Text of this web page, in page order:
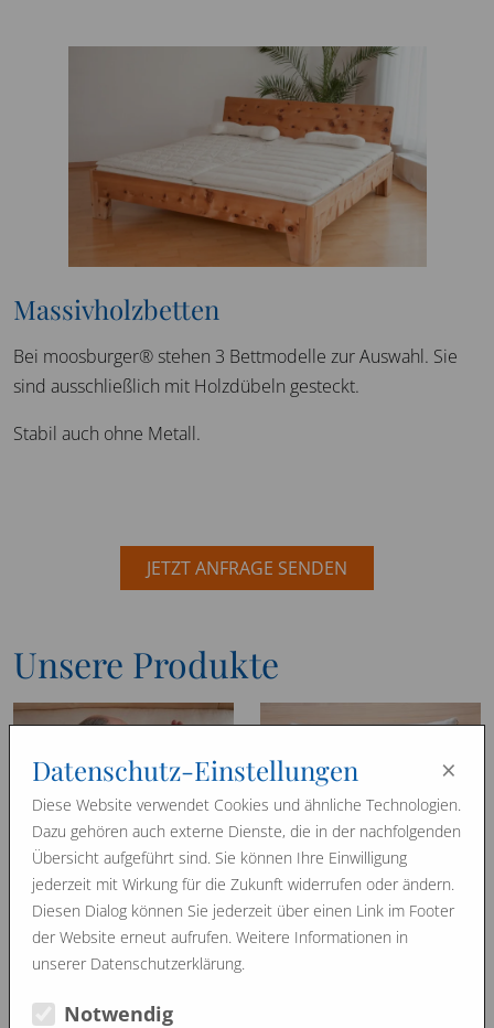
Massivholzbetten
Bei moosburger® stehen 3 Bettmodelle zur Auswahl. Sie
sind ausschließlich mit Holzdübeln gesteckt.
Stabil auch ohne Metall.
JETZT ANFRAGE SENDEN
Unsere Produkte
Nackenkissen Rosshaarkissen
Datenschutz-Einstellungen ×
Diese Website verwendet Cookies und ähnliche Technologien.
Dazu gehören auch externe Dienste, die in der nachfolgenden
Übersicht aufgeführt sind. Sie können Ihre Einwilligung
jederzeit mit Wirkung für die Zukunft widerrufen oder ändern.
Diesen Dialog können Sie jederzeit über einen Link im Footer
der Website erneut aufrufen. Weitere Informationen in
unserer Datenschutzerklärung.
Notwendig